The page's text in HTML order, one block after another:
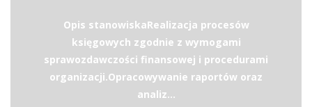
Opis stanowiskaRealizacja procesów
księgowych zgodnie z wymogami
sprawozdawczości finansowej i procedurami
organizacji.Opracowywanie raportów oraz
analiz...